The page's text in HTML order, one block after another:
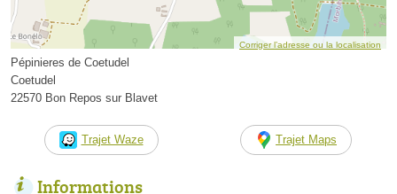
Corriger l’adresse ou la localisation
Pépinieres de Coetudel
Coetudel
22570 Bon Repos sur Blavet
Trajet Waze Trajet Maps
Informations